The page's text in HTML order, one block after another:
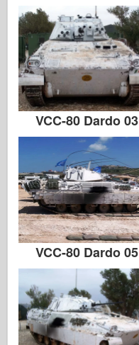
VCC-80 Dardo 03
VCC-80 Dardo 05